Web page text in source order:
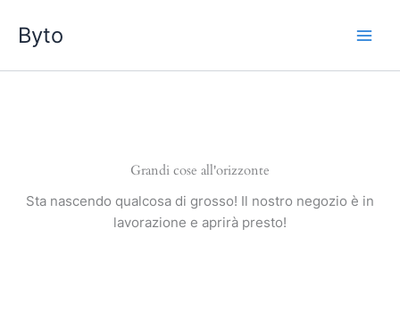
contenuto
Byto
Grandi cose all'orizzonte
Sta nascendo qualcosa di grosso! Il nostro negozio è in
lavorazione e aprirà presto!